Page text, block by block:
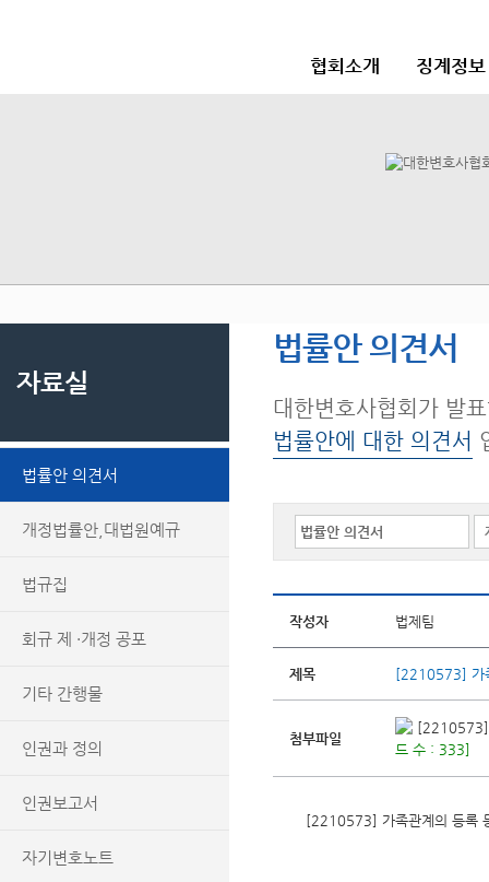
협회소개 징계정
자료실
법률안 의견서
개정법률안,대법원예규
법규집
회규 제 ·개정 공포
기타 간행물
인권과 정의
인권보고서
자기변호노트
법률안 의견서
대한변호사협회가 발
법률안에 대한 의견서
작성자 법제팀
제목 [2210573] 가
첨부파일
[2210573]
드 수 : 333]
[2210573] 가족관계의 등록